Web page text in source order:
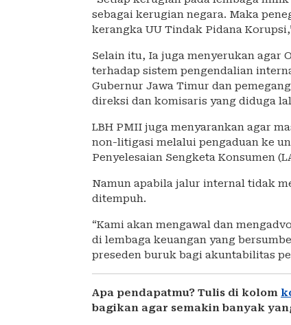
sebagai kerugian negara. Maka
kerangka UU Tindak Pidana
Selain itu, Ia juga menyerukan agar
terhadap sistem pengendalian
Gubernur Jawa Timur dan
direksi dan komisaris yang diduga
LBH PMII juga menyarankan agar
non-litigasi melalui pengaduan ke
Penyelesaian Sengketa Konsumen
Namun apabila jalur internal tidak
ditempuh.
“Kami akan mengawal dan
di lembaga keuangan yang
preseden buruk bagi akuntabilitas
Apa pendapatmu? Tulis di kolom
bagikan agar semakin banyak